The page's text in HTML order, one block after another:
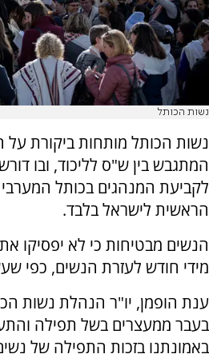
נשות הכותל
נשות הכותל מותחות ביקורת על
המתגבש בין ש"ס לליכוד, ובו
לקביעת המנהגים בכותל
הראשית לישראל בלבד.
הנשים מבטיחות כי לא יפסיקו
מידי חודש לעזרת הנשים, כפי
ענת הופמן, יו"ר הנהלת נשות
בעבר ממעצרים בשל תפילה
באמונתנו בזכות התפילה של